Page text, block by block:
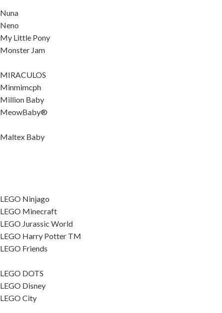
Nuna
Neno
My Little Pony
Monster Jam
MIRACULOS
Minmimcph
Million Baby
MeowBaby®
Maltex Baby
LEGO Ninjago
LEGO Minecraft
LEGO Jurassic World
LEGO Harry Potter TM
LEGO Friends
LEGO DOTS
LEGO Disney
LEGO City